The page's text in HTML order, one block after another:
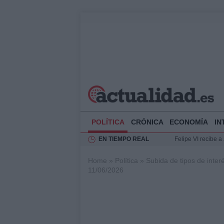
POLÍTICA CRÓNICA ECONOMÍA
EN TIEMPO REAL Felipe VI recibe
Rehabilitación de
La compra del
Home » Política » Subida de tipos de
11/06/2026